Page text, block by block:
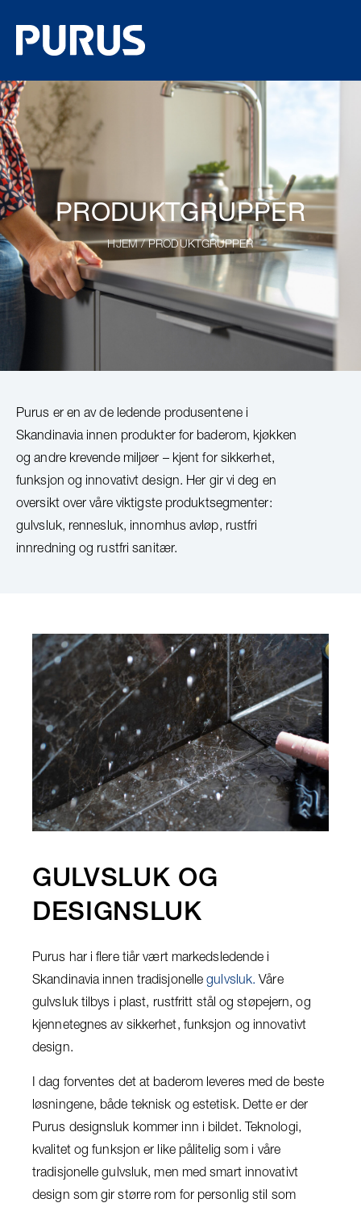
PRODUKTGRUPPER
HJEM/ PRODUKTGRUPPER
Purus er en av de ledende produsentene i
Skandinavia innen produkter for baderom, kjøkken
og andre krevende miljøer – kjent for sikkerhet,
funksjon og innovativt design. Her gir vi deg en
oversikt over våre viktigste produktsegmenter:
gulvsluk, rennesluk, innomhus avløp, rustfri
innredning og rustfri sanitær.
GULVSLUK OG
DESIGNSLUK
Purus har i flere tiår vært markedsledende i
Skandinavia innen tradisjonellegulvsluk. Våre
gulvsluk tilbys i plast, rustfritt stål og støpejern, og
kjennetegnes av sikkerhet, funksjon og innovativt
design.
I dag forventes det at baderom leveres med de beste
løsningene, både teknisk og estetisk. Dette er der
Purus designsluk kommer inn i bildet. Teknologi,
kvalitet og funksjon er like pålitelig som i våre
tradisjonelle gulvsluk, men med smart innovativt
design som gir større rom for personlig stil som